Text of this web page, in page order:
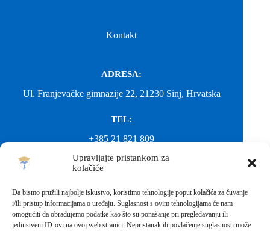
Upravljajte pristankom za
kolačiće
Da bismo pružili najbolje iskustvo, koristimo tehnologije poput kolačića za čuvanje
i/ili pristup informacijama o uređaju. Suglasnost s ovim tehnologijama će nam
omogućiti da obrađujemo podatke kao što su ponašanje pri pregledavanju ili
jedinstveni ID-ovi na ovoj web stranici. Nepristanak ili povlačenje suglasnosti može
Kontakt
ADRESA:
Ul. Franjevačke gimnazije 22, 21230 Sinj, Hrvatska
TEL:
+385 21 821 809
EMAIL:
EMAIL:
fkgsinj@gmail.com